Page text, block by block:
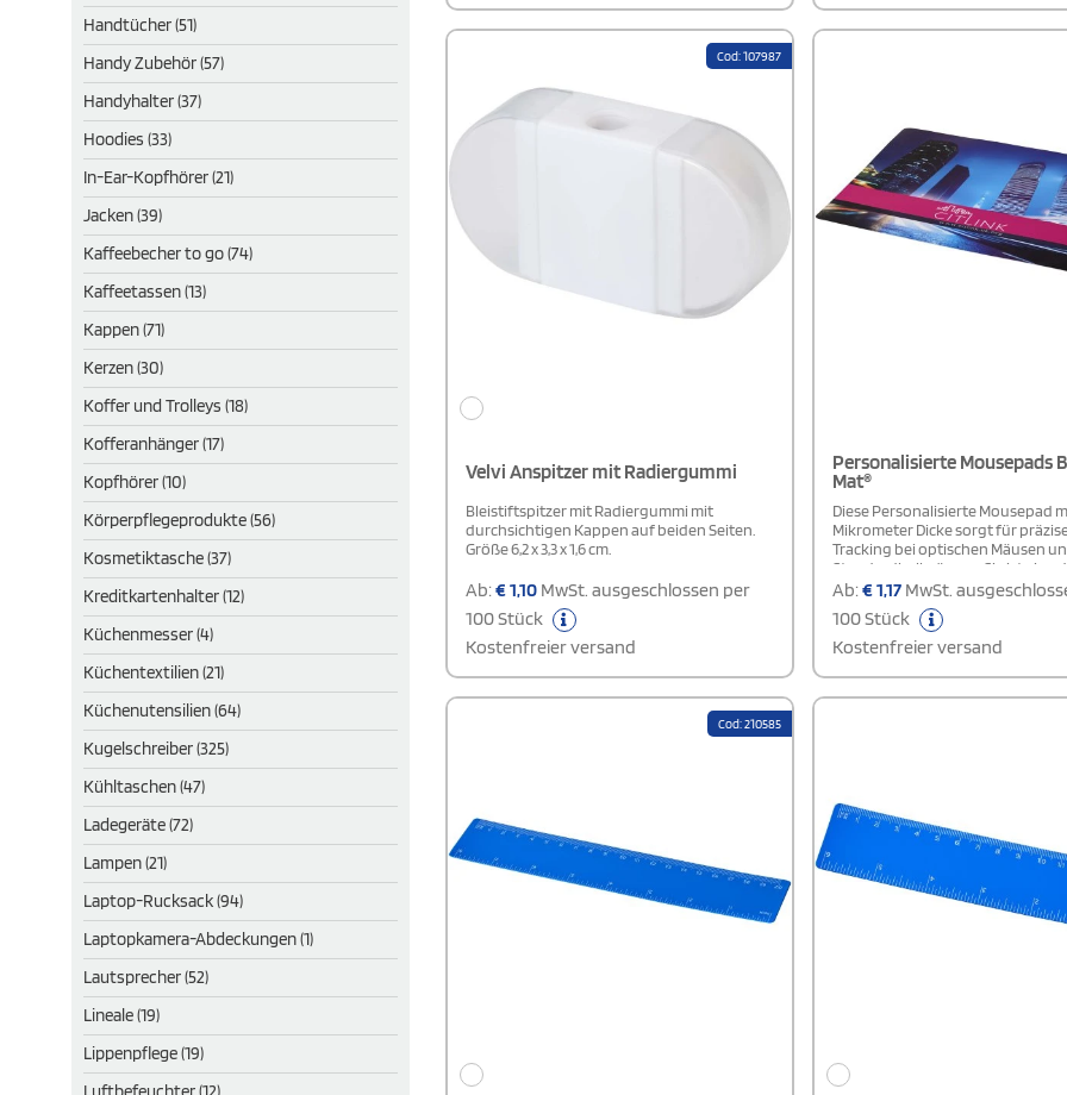
Handtücher (51)
Handy Zubehör (57)
Handyhalter (37)
Hoodies (33)
In-Ear-Kopfhörer (21)
Jacken (39)
Kaffeebecher to go (74)
Kaffeetassen (13)
Kappen (71)
Kerzen (30)
Koffer und Trolleys (18)
Kofferanhänger (17)
Kopfhörer (10)
Körperpflegeprodukte (56)
Kosmetiktasche (37)
Kreditkartenhalter (12)
Küchenmesser (4)
Küchentextilien (21)
Küchenutensilien (64)
Kugelschreiber (325)
Kühltaschen (47)
Ladegeräte (72)
Lampen (21)
Laptop-Rucksack (94)
Laptopkamera-Abdeckungen (1)
Lautsprecher (52)
Lineale (19)
Lippenpflege (19)
Farbe. Die angegebenen Preise beziehen
sich auf den Kauf des Produkts in nur einer
Gestaltung bietet. Das Lineal ist
präzise Messungen und eignet
für Schule, Büro oder als
Werbegeschenk. Ein vielseitiges
Cod: 107987
Velvi Anspitzer mit Radiergummi
Bleistiftspitzer mit Radiergummi mit
durchsichtigen Kappen auf beiden Seiten.
Größe 6,2 x 3,3 x 1,6 cm.
Ab:€1,10MwSt. ausgeschlossen per
100 Stück
Kostenfreier versand
Personalisierte Mousepads
Mat®
Diese Personalisierte Mousepad
Mikrometer Dicke sorgt für
Tracking bei optischen Mäusen
Standardballmäusen. Sie ist eine
leichtesten und dünnsten
dem Markt und bietet eine glatte,
Oberfläche für komfortables
Perfekt für jedes Büro oder
Ab:€1,17 MwSt.
100 Stück
Kostenfreier versand
Cod: 210585